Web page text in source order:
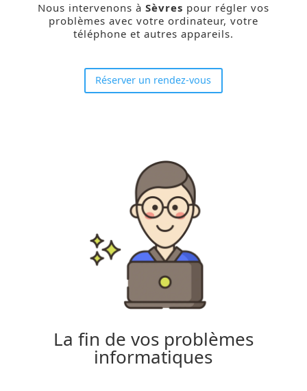
Nous intervenons à Sèvres pour régler vos
problèmes avec votre ordinateur, votre
téléphone et autres appareils.
Réserver un rendez-vous
La fin de vos problèmes
informatiques